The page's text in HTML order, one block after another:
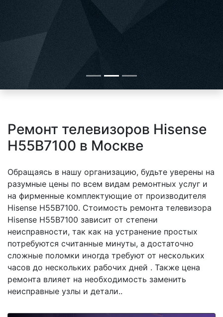
Ремонт телевизоров Hisense
H55B7100 в Москве
Обращаясь в нашу организацию, будьте уверены на
разумные цены по всем видам ремонтных услуг и
на фирменные комплектующие от производителя
Hisense H55B7100. Стоимость ремонта телевизора
Hisense H55B7100 зависит от степени
неисправности, так как на устранение простых
потребуются считанные минуты, а достаточно
сложные поломки иногда требуют от нескольких
часов до нескольких рабочих дней . Также цена
ремонта влияет на необходимость заменить
неисправные узлы и детали..